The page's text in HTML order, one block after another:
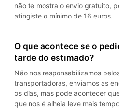
não te mostra o envio gratuito,
atingiste o mínimo de 16 euros.
O que acontece se o
tarde do estimado?
Não nos responsabilizamos
transportadoras, enviamos as
os dias, mas pode acontecer
que nos é alheia leve mais